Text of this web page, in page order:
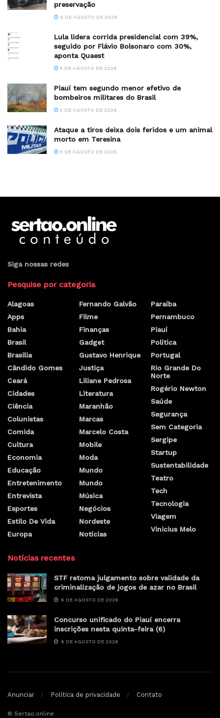
preservação
6 DE AGOSTO DE 2026
Lula lidera corrida presidencial com 39%,
seguido por Flávio Bolsonaro com 30%,
aponta Quaest
5 DE AGOSTO DE 2026
Piauí tem segundo menor efetivo de
bombeiros militares do Brasil
5 DE AGOSTO DE 2026
Ataque a tiros deixa dois feridos e um animal
morto em Teresina
5 DE AGOSTO DE 2026
Home Colunistas
HQ “Dias de areia” mostra
situação dramática de
agricultores na década de
1930
Marcelo Costa Ribeiro 24 de agosto de 2022
John Clarke, um jovem fotojornalista, é contratado pela
agência governamental Farm Security Administration (FSA),
para testemunhar a dramática situação dos agricultores na
região do Dust Bowl, localizada entre o Oklahoma, Kansas e
de areia destruíram plantações e deixaram milhares de
pessoas na miséria. Porém, ao aceitar essa missão, John
não imagina o quanto sua vida e suas convicções
mudariam.
Ao lado de seu protagonista, Dias de areia convida o
leitor a questionar o papel social da fotografia e as